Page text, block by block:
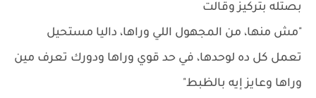
بصتله بتركيز وقالت
"مش منها، من المجهول اللي وراها، داليا مستحيل
تعمل كل ده لوحدها، في حد قوي وراها ودورك تعرف مين
وراها وعايز إيه بالظبط"